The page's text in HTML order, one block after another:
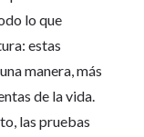
lo que
estas
manera, más
de la vida.
las pruebas